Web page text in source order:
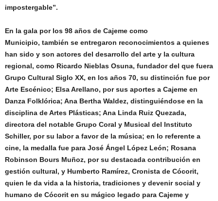
impostergable”.
En la gala por los 98 años de Cajeme como
Municipio, también se entregaron reconocimientos a quienes
han sido y son actores del desarrollo del arte y la cultura
regional, como Ricardo Nieblas Osuna, fundador del que fuera
Grupo Cultural Siglo XX, en los años 70, su distinción fue por
Arte Escénico; Elsa Arellano, por sus aportes a Cajeme en
Danza Folklórica; Ana Bertha Waldez, distinguiéndose en la
disciplina de Artes Plásticas; Ana Linda Ruiz Quezada,
directora del notable Grupo Coral y Musical del Instituto
Schiller, por su labor a favor de la música; en lo referente a
cine, la medalla fue para José Ángel López León; Rosana
Robinson Bours Muñoz, por su destacada contribución en
gestión cultural, y Humberto Ramírez, Cronista de Cócorit,
quien le da vida a la historia, tradiciones y devenir social y
humano de Cócorit en su mágico legado para Cajeme y